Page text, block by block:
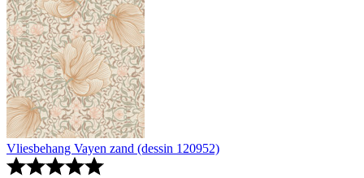
Vliesbehang Vayen zand (dessin 120952)